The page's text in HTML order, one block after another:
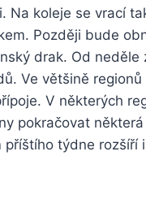
Na koleje se vrací
Později bude
drak. Od
Ve většině
V některých
pokračovat
týdne rozšíří